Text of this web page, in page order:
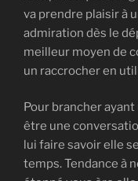
va prendre plaisir à
admiration dès le
meilleur moyen de
un raccrocher en
Pour brancher
être une
lui faire savoir elle
temps. Tendance à